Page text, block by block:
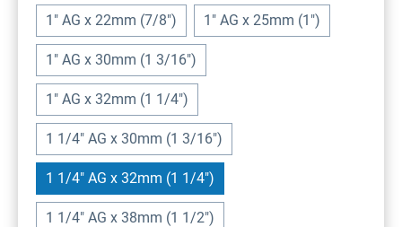
1" AG x 22mm (7/8") 1" AG x 25mm (1")
1" AG x 30mm (1 3/16")
1" AG x 32mm (1 1/4")
1 1/4" AG x 30mm (1 3/16")
1 1/4" AG x 32mm (1 1/4")
1 1/4" AG x 38mm (1 1/2")